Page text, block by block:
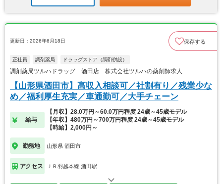
更新日：2026年6月18日 保存する
正社員 調剤薬局 ドラッグストア（調剤併設）
調剤薬局ツルハドラッグ 酒田店 株式会社ツルハの薬剤師求人
【山形県酒田市】高収入相談可／社割有り／残業少な
め／福利厚生充実／車通勤可／大手チェーン
給与
【月収】28.0万円～60.0万円程度 24歳～45歳モデル
【年収】480万円～700万円程度 24歳～45歳モデル
【時給】2,000円～
勤務地 山形県 酒田市
アクセス ＪＲ羽越本線 酒田駅